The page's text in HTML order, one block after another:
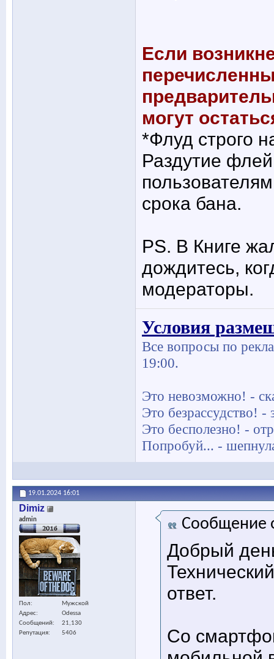
Если
могут
*Флуд строго
Раздутие
срока бана.
PS. В Книге
дождитесь,
модераторы.
Условия
Все вопросы по
19:00.
Это невозможно! -
Это безрассудство! -
Это бесполезно! -
Попробуй... -
19.01.2024 16:01
Dimiz
admin
Пол
Мужской
Адрес
Odessa
Сообщений
21,130
Репутация
5406
Сообщение
Добрый
ответ.
Со